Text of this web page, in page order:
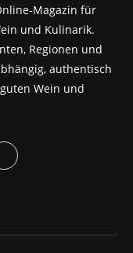
Magazin für
und Kulinarik.
Regionen und
authentisch
Wein und